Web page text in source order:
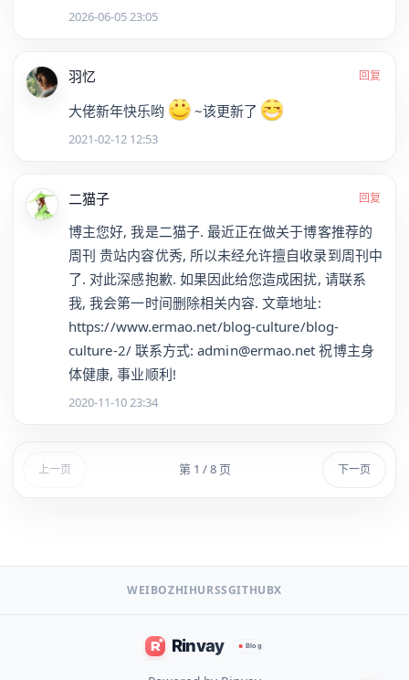
2026-06-05 23:05
羽忆 回复
大佬新年快乐哟 ~该更新了
2021-02-12 12:53
二猫子 回复
博主您好, 我是二猫子. 最近正在做关于博客推荐的
周刊 贵站内容优秀, 所以未经允许擅自收录到周刊中
了. 对此深感抱歉. 如果因此给您造成困扰, 请联系
我, 我会第一时间删除相关内容. 文章地址:
https://www.ermao.net/blog-culture/blog-
culture-2/ 联系方式: admin@ermao.net 祝博主身
体健康, 事业顺利!
2020-11-10 23:34
上一页 第 1 / 8 页 下一页
WEIBOZHIHURSSGITHUBX